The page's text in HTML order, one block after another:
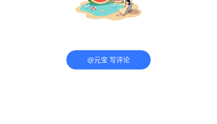
@元宝 写评论